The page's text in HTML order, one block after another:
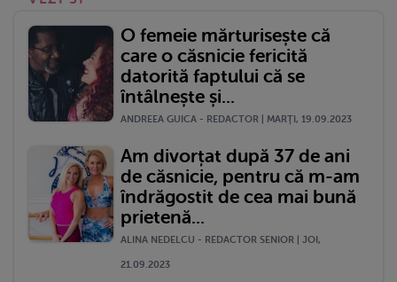
O femeie mărturisește că
care o căsnicie fericită
datorită faptului că se
întâlnește și...
ANDREEA GUICA - REDACTOR | MARŢI, 19.09.2023
Am divorțat după 37 de ani
de căsnicie, pentru că m-am
îndrăgostit de cea mai bună
prietenă...
ALINA NEDELCU - REDACTOR SENIOR | JOI,
21.09.2023